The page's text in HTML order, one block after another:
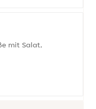
mit Salat,